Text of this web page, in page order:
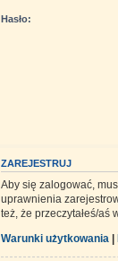
Hasło:
ZAREJESTRUJ
Aby się zalogować,
uprawnienia
też, że przeczytałeś/aś
Warunki użytkowania |